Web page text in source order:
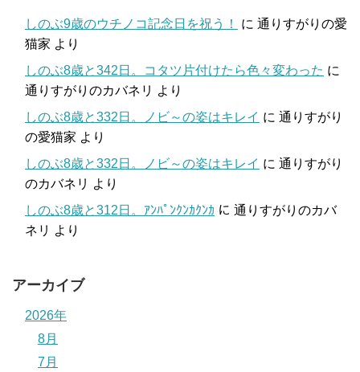
しのぶ9歳のウチノコ記念日を祝う！ に 通りすがりの愛
猫家 より
しのぶ8歳と342日。コタツ片付けたら色々変わった に
通りすがりのカバネリ より
しのぶ8歳と332日。ノビ～の姿はキレイ に 通りすがり
の愛猫家 より
しのぶ8歳と332日。ノビ～の姿はキレイ に 通りすがり
のカバネリ より
しのぶ8歳と312日。ｱﾝﾊﾟﾝｸﾝｶｸﾝｶ に 通りすがりのカバ
ネリ より
アーカイブ
2026年
8月
7月